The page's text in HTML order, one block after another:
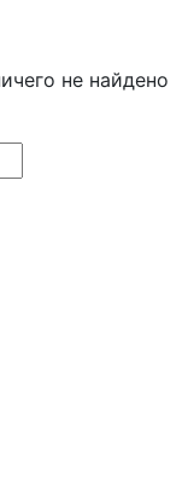
не найдено